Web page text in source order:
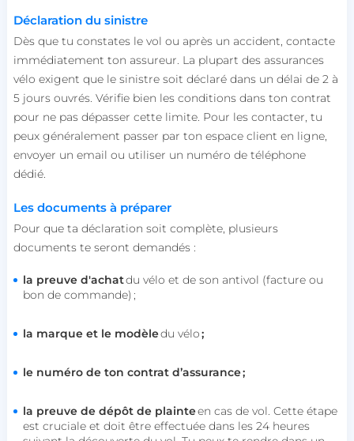
Déclaration du sinistre
Dès que tu constates le vol ou après un accident, contacte
immédiatement ton assureur. La plupart des assurances
vélo exigent que le sinistre soit déclaré dans un délai de 2 à
5 jours ouvrés. Vérifie bien les conditions dans ton contrat
pour ne pas dépasser cette limite. Pour les contacter, tu
peux généralement passer par ton espace client en ligne,
envoyer un email ou utiliser un numéro de téléphone
dédié.
Les documents à préparer
Pour que ta déclaration soit complète, plusieurs
documents te seront demandés :
la preuve d'achatdu vélo et de son antivol (facture ou
bon de commande) ;
la marque et le modèledu vélo;
le numéro de ton contrat d’assurance ;
la preuve de dépôt de plainteen cas de vol. Cette étape
est cruciale et doit être effectuée dans les 24 heures